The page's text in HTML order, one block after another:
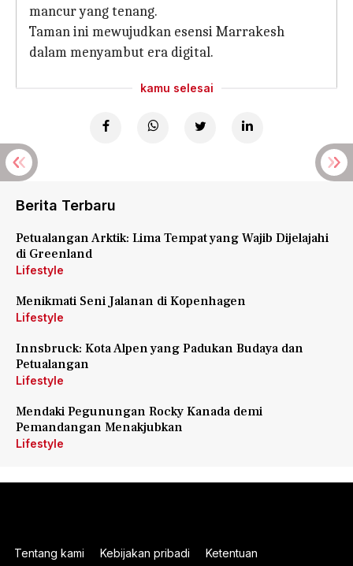
mancur yang tenang.
Taman ini mewujudkan esensi Marrakesh
dalam menyambut era digital.
kamu selesai
Berita Terbaru
Petualangan Arktik: Lima Tempat yang Wajib Dijelajahi
di Greenland
Lifestyle
Menikmati Seni Jalanan di Kopenhagen
Lifestyle
Innsbruck: Kota Alpen yang Padukan Budaya dan
Petualangan
Lifestyle
Mendaki Pegunungan Rocky Kanada demi
Pemandangan Menakjubkan
Lifestyle
Tentang kami Kebijakan pribadi Ketentuan